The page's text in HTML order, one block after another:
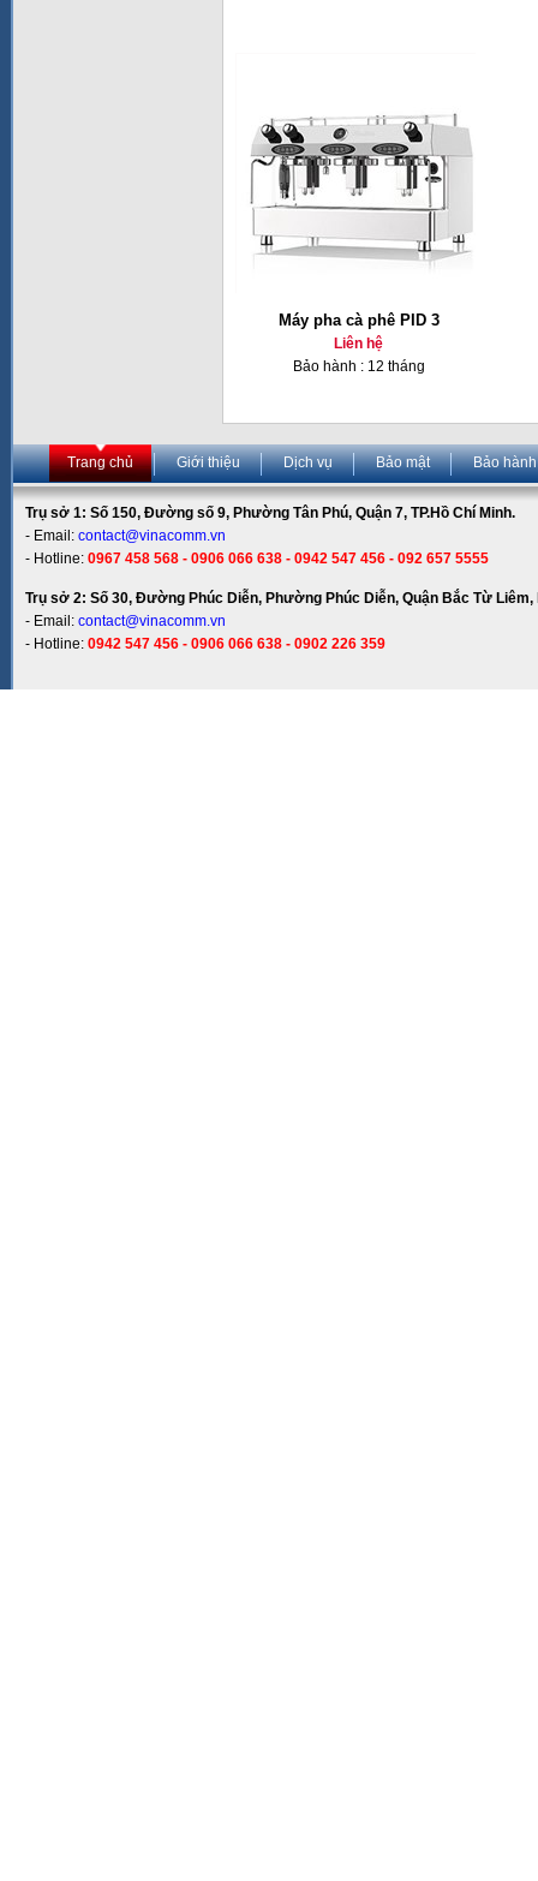
Máy pha cà phê PID 3
Liên hệ
Bảo hành : 12 tháng
Trang chủ Giới thiệu Dịch vụ Bảo mật Bảo hành
Trụ sở 1: Số 150, Đường số 9, Phường Tân Phú, Quận 7, TP.Hồ Chí Minh.
- Email: contact@vinacomm.vn
- Hotline: 0967 458 568 - 0906 066 638 - 0942 547 456 - 092 657 5555
Trụ sở 2: Số 30, Đường Phúc Diễn, Phường Phúc Diễn, Quận Bắc Từ Liêm,
- Email: contact@vinacomm.vn
- Hotline: 0942 547 456 - 0906 066 638 - 0902 226 359